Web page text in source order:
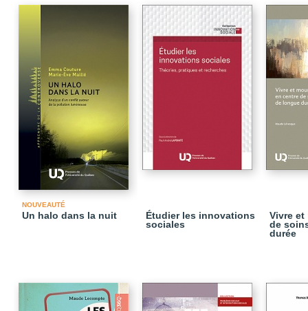
NOUVEAUTÉ
Un halo dans la nuit
Étudier les innovations
sociales
Vivre et
de
durée